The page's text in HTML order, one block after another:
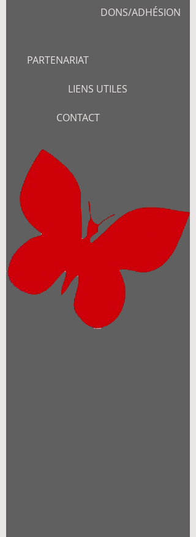
DONS/ADHÉSION
PARTENARIAT
LIENS UTILES
CONTACT